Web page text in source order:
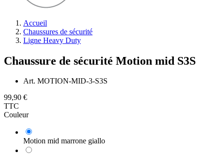
Accueil
Chaussures de sécurité
Ligne Heavy Duty
Chaussure de sécurité Motion mid S3S
Art. MOTION-MID-3-S3S
99,90 €
TTC
Couleur
Motion mid marrone giallo